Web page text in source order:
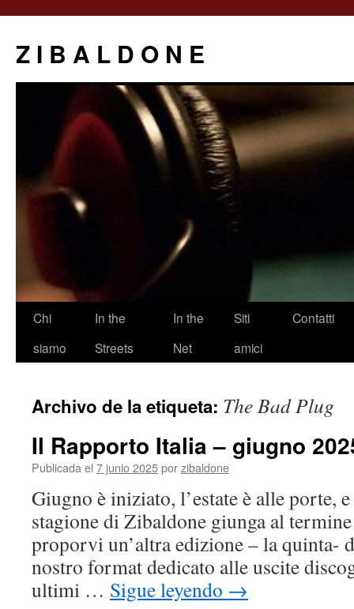
Z I B A L D O N E
Saltar
Chi
siamo
In the
Streets
In the
Net
Siti
amici
Contatti
Archivo de la etiqueta: The Bad Plug
Il Rapporto Italia – giugno
Publicada el 7 junio 2025porzibaldone
Giugno è iniziato, l’estate è alle porte,
stagione di Zibaldone giunga al
proporvi un’altra edizione – la quinta-
nostro format dedicato alle uscite
ultimi … Sigue leyendo →